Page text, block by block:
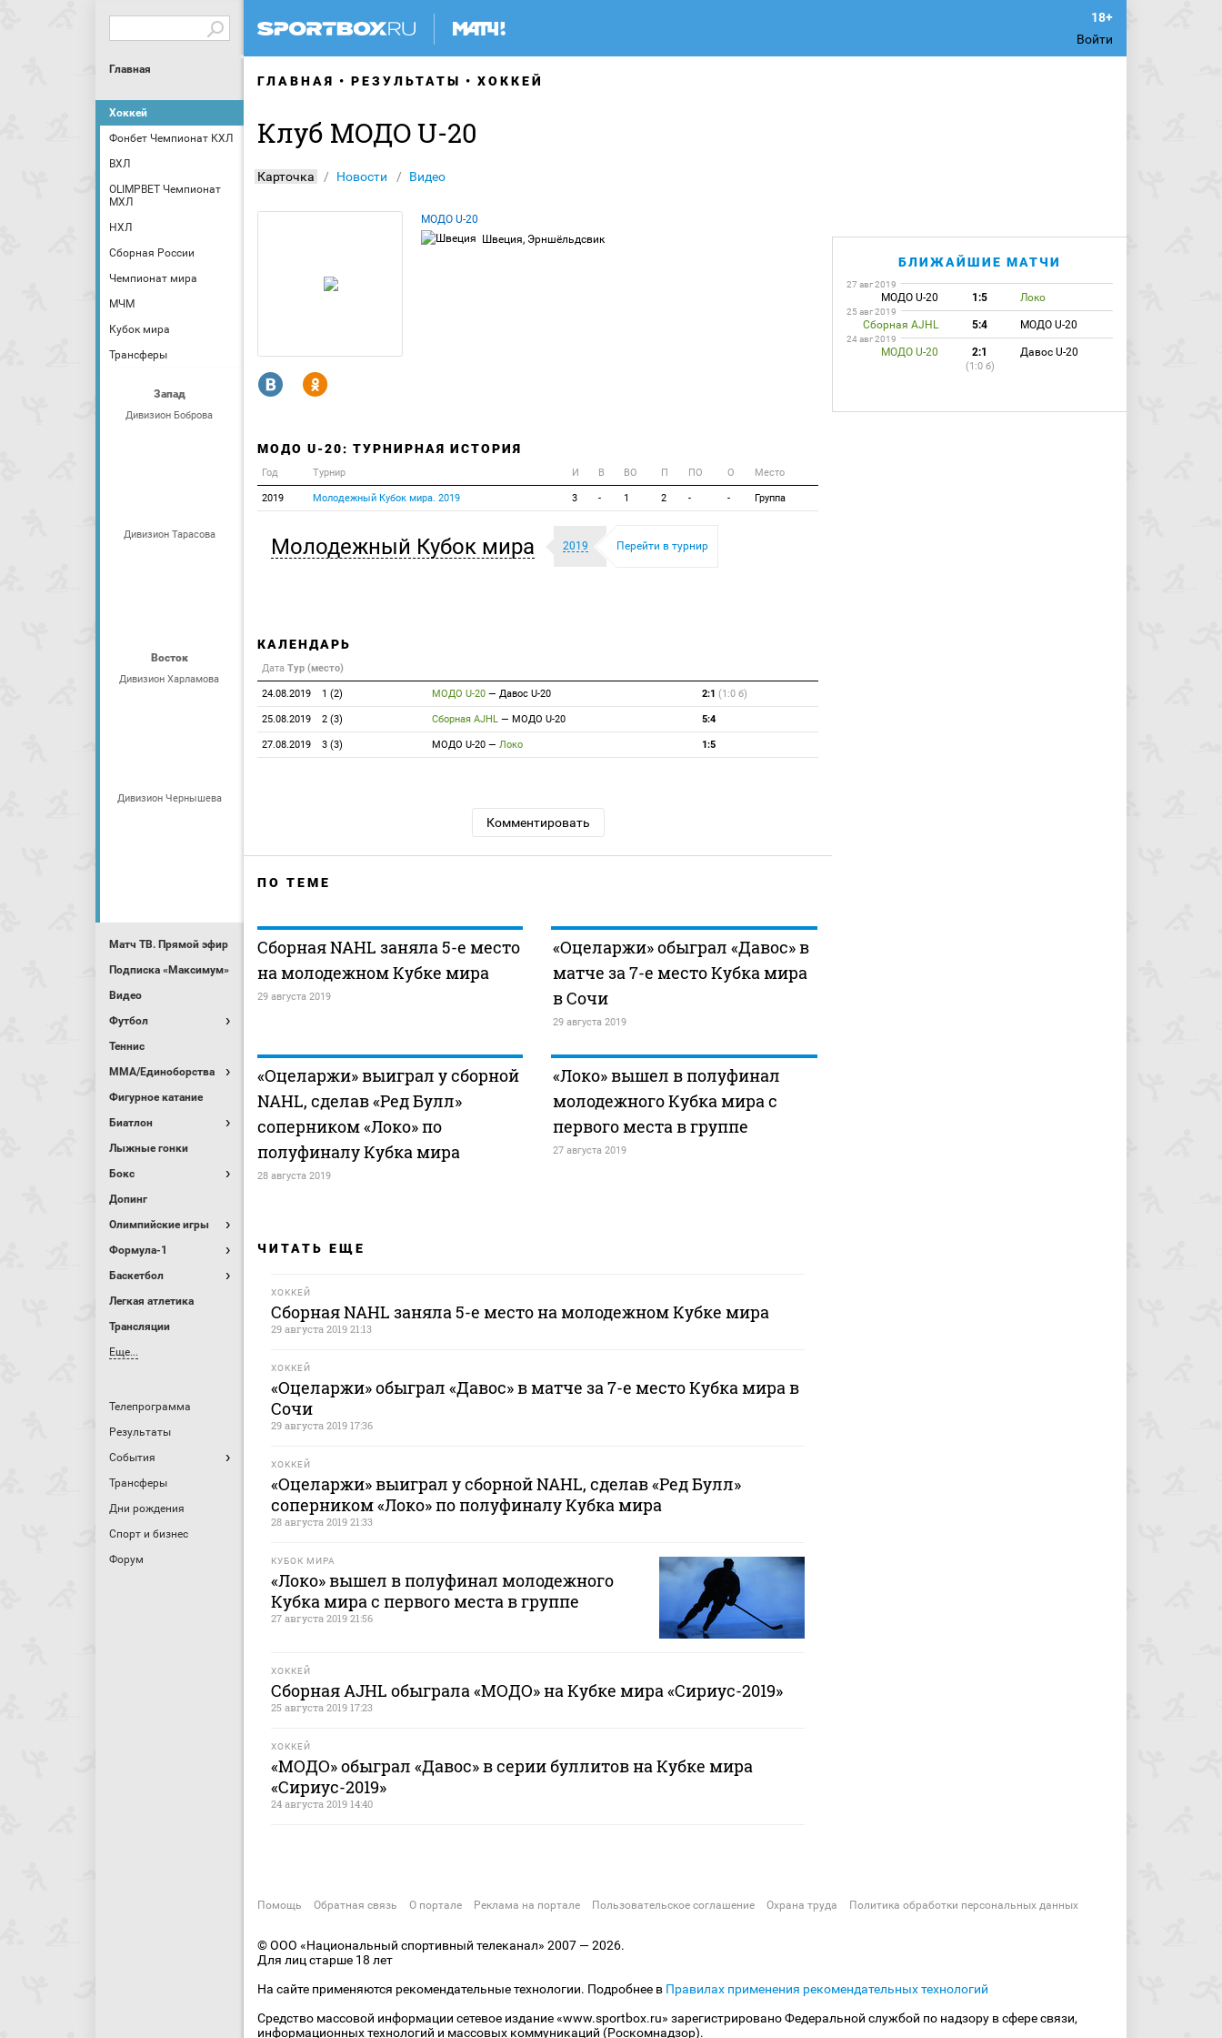
Войти
Главная
Хоккей
Фонбет Чемпионат КХЛ
ВХЛ
OLIMPBET Чемпионат
МХЛ
НХЛ
Сборная России
Чемпионат мира
МЧМ
Кубок мира
Трансферы
Запад
Дивизион Боброва
Дивизион Тарасова
Восток
Дивизион Харламова
Дивизион Чернышева
Матч ТВ. Прямой эфир
Подписка «Максимум»
Видео
Футбол
Теннис
MMA/Единоборства
Фигурное катание
Биатлон
Лыжные гонки
Бокс
Допинг
Олимпийские игры
Формула-1
Баскетбол
Легкая атлетика
Трансляции
Еще...
Телепрограмма
Результаты
События
Трансферы
Дни рождения
Спорт и бизнес
Форум
ГЛАВНАЯ РЕЗУЛЬТАТЫ ХОККЕЙ
Клуб МОДО U-20
Карточка Новости Видео
МОДО U-20
Швеция, Эрншёльдсвик
R Y
МОДО U-20: ТУРНИРНАЯ ИСТОРИЯ
Год Турнир И В ВО П ПО О Место
2019 Молодежный Кубок мира. 2019 3 - 1 2 - - Группа
Молодежный Кубок мира 2019 Перейти в турнир
КАЛЕНДАРЬ
Дата Тур (место)
24.08.2019 1 (2) МОДО U-20 — Давос U-20 2:1 (1:0 б)
25.08.2019 2 (3) Сборная AJHL — МОДО U-20 5:4
27.08.2019 3 (3) МОДО U-20 — Локо 1:5
Комментировать
ПО ТЕМЕ
Сборная NAHL заняла 5-е место
на молодежном Кубке мира
29 августа 2019
«Оцеларжи» обыграл «Давос» в
матче за 7-е место Кубка мира
в Сочи
29 августа 2019
«Оцеларжи» выиграл у сборной
NAHL, сделав «Ред Булл»
соперником «Локо» по
полуфиналу Кубка мира
28 августа 2019
«Локо» вышел в полуфинал
молодежного Кубка мира с
первого места в группе
27 августа 2019
ЧИТАТЬ ЕЩЕ
ХОККЕЙ
Сборная NAHL заняла 5-е место на молодежном Кубке мира
29 августа 2019 21:13
ХОККЕЙ
«Оцеларжи» обыграл «Давос» в матче за 7-е место Кубка мира в
Сочи
29 августа 2019 17:36
ХОККЕЙ
«Оцеларжи» выиграл у сборной NAHL, сделав «Ред Булл»
соперником «Локо» по полуфиналу Кубка мира
28 августа 2019 21:33
КУБОК МИРА
«Локо» вышел в полуфинал молодежного
Кубка мира с первого места в группе
27 августа 2019 21:56
ХОККЕЙ
Сборная AJHL обыграла «МОДО» на Кубке мира «Сириус-2019»
25 августа 2019 17:23
ХОККЕЙ
«МОДО» обыграл «Давос» в серии буллитов на Кубке мира
«Сириус-2019»
24 августа 2019 14:40
БЛИЖАЙШИЕ МАТЧИ
27 авг 2019
МОДО U-20 1:5 Локо
25 авг 2019
Сборная AJHL 5:4 МОДО U-20
24 авг 2019
МОДО U-20 2:1 Давос U-20
(1:0 б)
Помощь Обратная связь О портале Реклама на портале Пользовательское соглашение Охрана труда Политика обработки персональных данных
© ООО «Национальный спортивный телеканал» 2007 — 2026.
Для лиц старше 18 лет
На сайте применяются рекомендательные технологии. Подробнее в Правилах применения рекомендательных технологий
Средство массовой информации сетевое издание «www.sportbox.ru» зарегистрировано Федеральной службой по надзору в сфере связи,
информационных технологий и массовых коммуникаций (Роскомнадзор).